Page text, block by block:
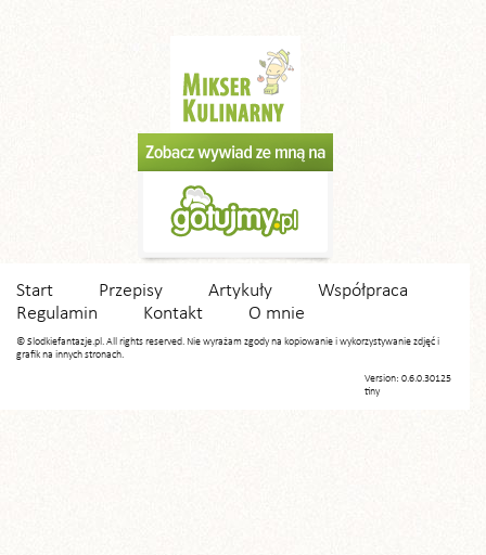
Start Przepisy Artykuły
Współpraca
Regulamin
Kontakt O mnie
© Slodkiefantazje.pl. All rights reserved. Nie wyrażam zgody na kopiowanie i wykorzystywanie zdjęć i
grafik na innych stronach.
Version: 0.6.0.30125
tiny